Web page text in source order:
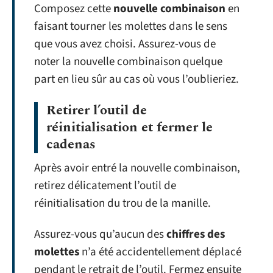
Composez cettenouvelle combinaisonen
faisant tourner les molettes dans le sens
que vous avez choisi. Assurez-vous de
noter la nouvelle combinaison quelque
part en lieu sûr au cas où vous l’oublieriez.
Retirer l’outil de
réinitialisation et fermer le
cadenas
Après avoir entré la nouvelle combinaison,
retirez délicatement l’outil de
réinitialisation du trou de la manille.
Assurez-vous qu’aucun deschiffres des
molettesn’a été accidentellement déplacé
pendant le retrait de l’outil. Fermez ensuite